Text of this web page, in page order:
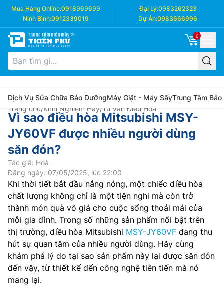
Mua Hàng Online:0918969699 Đại Lý:0983262323
Ninh Bình:0912339019 Dự Án:0983666996
0
Dịch Vụ Sửa Chữa Bảo DưỡngMáy Giặt - Máy SấyTrung Tâm Bảo
Trang chủ/Kinh Nghiệm Hay/Tư vấn Điều Hòa
Vì sao điều hòa Mitsubishi MSY-
JY60VF được nhiều người dùng
săn đón?
Tác giả: Hoà
Đăng ngày: 07/05/2025, lúc 22:00
Khi thời tiết bắt đầu nắng nóng, một chiếc điều hòa
chất lượng không chỉ là một tiện nghi mà còn trở
thành món quà vô giá cho cuộc sống thoải mái của
mỗi gia đình. Trong số những sản phẩm nổi bật trên
thị trường, điều hòa Mitsubishi MSY-JY60VF đang thu
hút sự quan tâm của nhiều người dùng. Hãy cùng
khám phá lý do tại sao sản phẩm này lại được săn đón
đến vậy, từ thiết kế đến công nghệ tiên tiến mà nó
mang lại.